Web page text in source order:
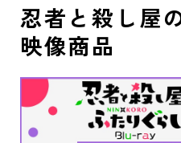
忍者と殺し屋
映像商品